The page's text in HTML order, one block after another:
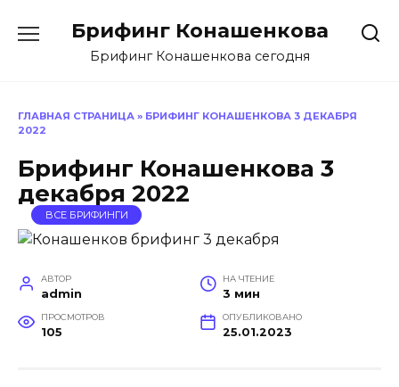
содержанию
Брифинг Конашенкова
Брифинг Конашенкова сегодня
ГЛАВНАЯ СТРАНИЦА » БРИФИНГ КОНАШЕНКОВА 3 ДЕКАБРЯ
2022
Брифинг Конашенкова 3
декабря 2022
ВСЕ БРИФИНГИ
АВТОР
admin
НА ЧТЕНИЕ
3 мин
ПРОСМОТРОВ
105
ОПУБЛИКОВАНО
25.01.2023